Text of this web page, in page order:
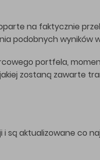
na faktycznie
podobnych wyników
portfela,
zostaną zawarte
aktualizowane co